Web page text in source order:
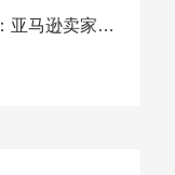
美国 301 关税 7 月落地：亚马逊卖家必看的 5 项合规标准与稳交付方案